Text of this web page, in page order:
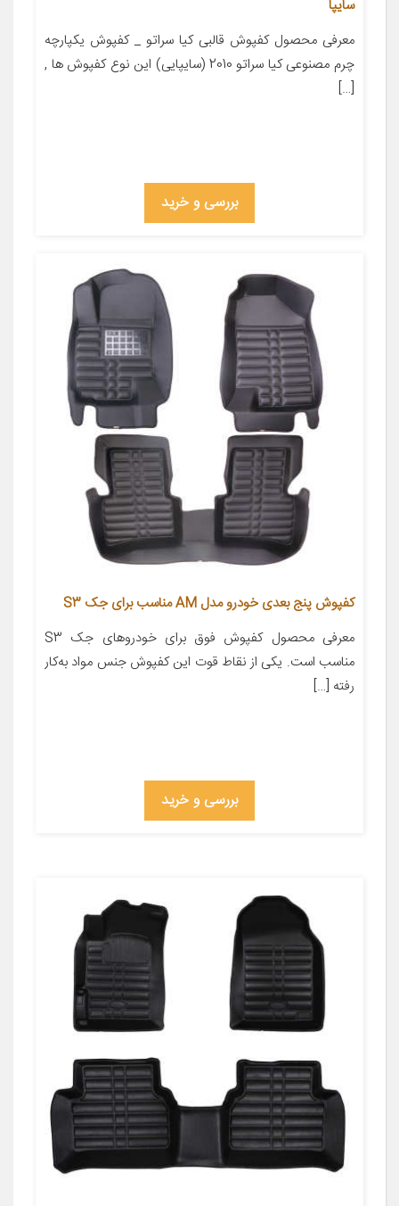
سایپا
معرفی محصول کفپوش قالبی کیا سراتو _ کفپوش یکپارچه
چرم مصنوعی کیا سراتو 2010 (سایپایی) این نوع کفپوش ها ,
[…]
بررسی و خرید
کفپوش پنج بعدی خودرو مدل AM مناسب برای جک S3
معرفی محصول کفپوش فوق برای خودروهای جک S3
مناسب است. یکی از نقاط قوت این کفپوش جنس مواد به‌کار
رفته […]
بررسی و خرید